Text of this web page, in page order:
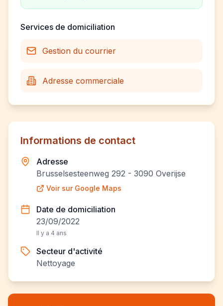
Services de domiciliation
Gestion du courrier
Adresse commerciale
Informations de contact
Adresse
Brusselsesteenweg 292 - 3090 Overijse
Voir sur Google Maps
Date de domiciliation
23/09/2022
Il y a 4 ans
Secteur d'activité
Nettoyage